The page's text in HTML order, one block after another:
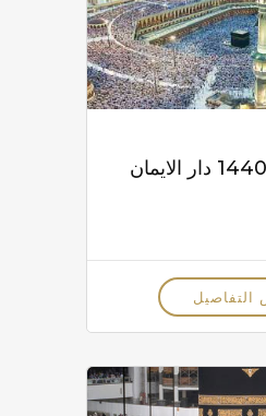
عمرة رمضان 1440 دار الايمان